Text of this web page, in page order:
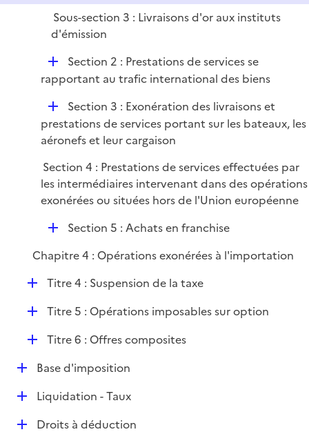
Sous-section 3 : Livraisons d'or aux instituts
d'émission
D
é
i
e
r
Section 2 : Prestations de services se
rapportant au trafic international des biens
D
é
p
i
e
r
Section 3 : Exonération des livraisons et
prestations de services portant sur les bateaux, les
aéronefs et leur cargaison
Section 4 : Prestations de services effectuées par
les intermédiaires intervenant dans des opérations
exonérées ou situées hors de l'Union européenne
D
p
e
Section 5 : Achats en franchise
Chapitre 4 : Opérations exonérées à l'importation
D
e
Titre 4 : Suspension de la taxe
D
l
i
e
Titre 5 : Opérations imposables sur option
D
p
i
e
Titre 6 : Offres composites
DBase d'imposition
DLiquidation - Taux
DDroits à déduction